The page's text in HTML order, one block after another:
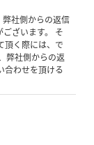
社側からの返信
ざいます。 そ
頂く際には、で
弊社側からの返
合わせを頂ける